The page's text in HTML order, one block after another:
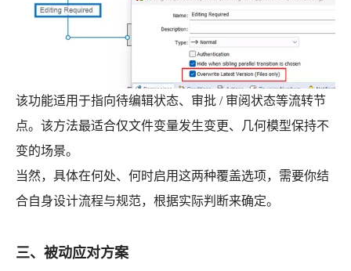
该功能适用于指向待编辑状态、审批 / 审阅状态等流转节
点。该方法最适合仅文件变量发生变更、几何模型保持不
变的场景。
当然，具体在何处、何时启用这两种覆盖选项，需要你结
合自身设计流程与规范，根据实际判断来确定。
三、被动应对方案